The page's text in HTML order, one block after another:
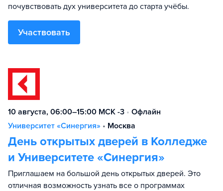
почувствовать дух университета до старта учёбы.
Участвовать
10 августа, 06:00–15:00 МСК -3 • Офлайн
Университет «Синергия» • Москва
День открытых дверей в Колледже
и Университете «Синергия»
Приглашаем на большой день открытых дверей. Это
отличная возможность узнать все о программах